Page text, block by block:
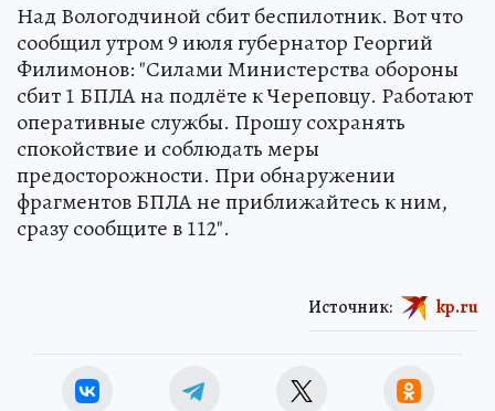
Над Вологодчиной сбит беспилотник. Вот что
сообщил утром 9 июля губернатор Георгий
Филимонов: "Силами Министерства обороны
сбит 1 БПЛА на подлёте к Череповцу. Работают
оперативные службы. Прошу сохранять
спокойствие и соблюдать меры
предосторожности. При обнаружении
фрагментов БПЛА не приближайтесь к ним,
сразу сообщите в 112".
Источник: kp.ru